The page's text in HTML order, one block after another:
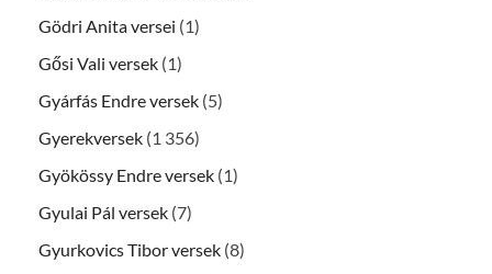
Gödri Anita versei (1)
Gősi Vali versek (1)
Gyárfás Endre versek (5)
Gyerekversek (1 356)
Gyökössy Endre versek (1)
Gyulai Pál versek (7)
Gyurkovics Tibor versek (8)